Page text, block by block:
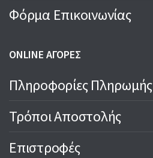
Φόρμα Επικοινωνίας
ONLINE ΑΓΟΡΕΣ
Πληροφορίες Πληρωμής
Τρόποι Αποστολής
Επιστροφές